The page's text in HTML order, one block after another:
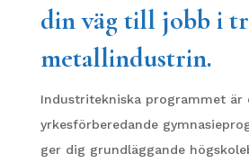
din väg till jobb i
metallindustrin.
Industritekniska programmet är
yrkesförberedande
ger dig grundläggande